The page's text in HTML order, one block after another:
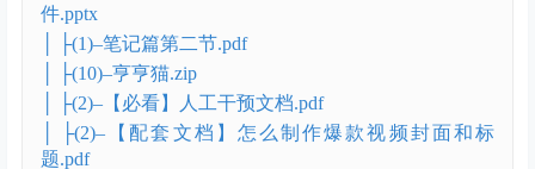
件.pptx
│ ├(1)–笔记篇第二节.pdf
│ ├(10)–亨亨猫.zip
│ ├(2)–【必看】人工干预文档.pdf
│ ├(2)–【配套文档】怎么制作爆款视频封面和标
题.pdf